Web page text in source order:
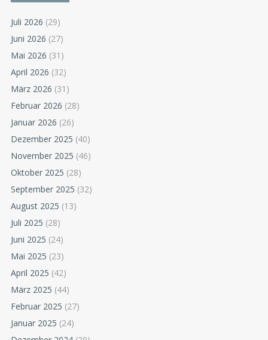
Juli 2026 (29)
Juni 2026 (27)
Mai 2026 (31)
April 2026 (32)
März 2026 (31)
Februar 2026 (28)
Januar 2026 (26)
Dezember 2025 (40)
November 2025 (46)
Oktober 2025 (28)
September 2025 (32)
August 2025 (13)
Juli 2025 (28)
Juni 2025 (24)
Mai 2025 (23)
April 2025 (42)
März 2025 (44)
Februar 2025 (27)
Januar 2025 (24)